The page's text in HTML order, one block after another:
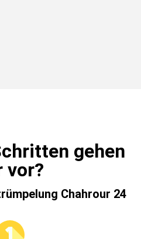
gehen
vor?
Chahrour 24